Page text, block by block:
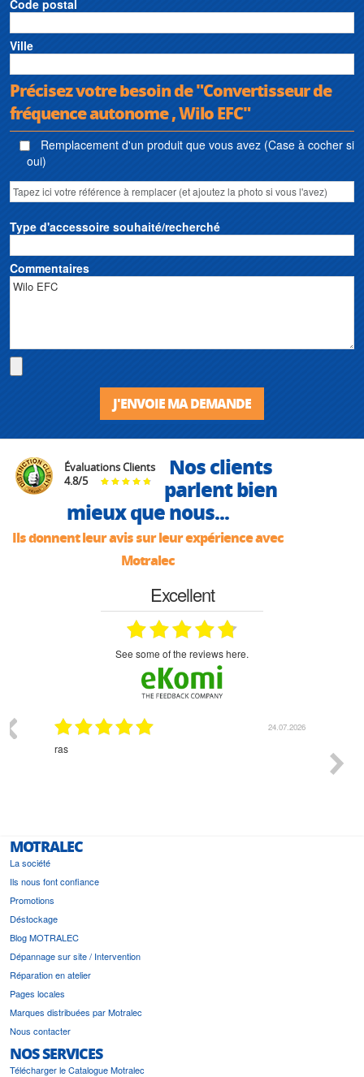
Code postal
Ville
Précisez votre besoin de "Convertisseur de
fréquence autonome , Wilo EFC"
Remplacement d'un produit que vous avez (Case à cocher si
oui)
Type d'accessoire souhaité/recherché
Commentaires
J'ENVOIE MA DEMANDE
Évaluations Clients
4.8/5
Nos clients
parlent bien
mieux que nous...
Ils donnent leur avis sur leur expérience avec
Motralec
Excellent
see some of the reviews here.
24.07.2026
ras
MOTRALEC
La société
Ils nous font confiance
Promotions
Déstockage
Blog MOTRALEC
Dépannage sur site / Intervention
Réparation en atelier
Pages locales
Marques distribuées par Motralec
Nous contacter
NOS SERVICES
Télécharger le Catalogue Motralec